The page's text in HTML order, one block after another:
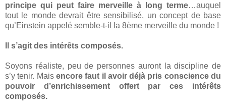
principe qui peut faire merveille à long terme…auquel
tout le monde devrait être sensibilisé, un concept de base
qu’Einstein appelé semble-t-il la 8ème merveille du monde !
Il s’agit des intérêts composés.
Soyons réaliste, peu de personnes auront la discipline de
s’y tenir. Mais encore faut il avoir déjà pris conscience du
pouvoir d’enrichissement offert par ces intérêts
composés.